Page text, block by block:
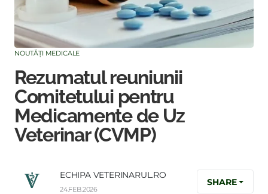
NOUTĂȚI MEDICALE
Rezumatul reuniunii
Comitetului pentru
Medicamente de Uz
Veterinar (CVMP)
ECHIPA VETERINARUL.RO
24.FEB.2026
SHARE